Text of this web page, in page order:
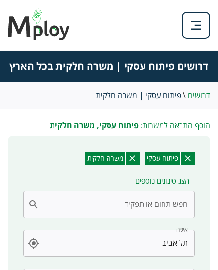
דרושים פיתוח עסקי | משרה חלקית בכל הארץ
דרושים \פיתוח עסקי | משרה חלקית
הוסף התראה למשרות: פיתוח עסקי, משרה חלקית
פיתוח עסקי משרה חלקית
הצג סינונים נוספים
חפש תחום או תפקיד
איפה